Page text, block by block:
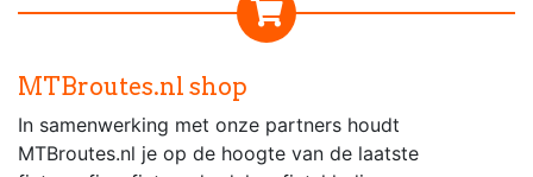
MTBroutes.nl shop
In samenwerking met onze partners houdt
MTBroutes.nl je op de hoogte van de laatste